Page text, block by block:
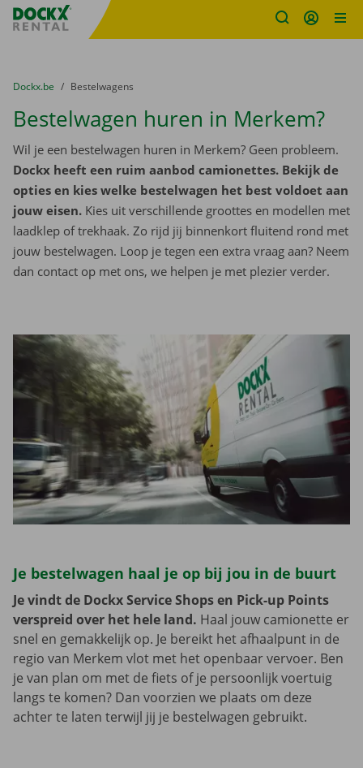
Fratello DEMO
U bevindt zich hier:
van
Dockx.be naar
Bestelwagens
Bestelwagen huren in Merkem?
Wil je een bestelwagen huren in Merkem? Geen probleem.
Dockx heeft een ruim aanbod camionettes. Bekijk de
opties en kies welke bestelwagen het best voldoet aan
jouw eisen. Kies uit verschillende groottes en modellen met
laadklep of trekhaak. Zo rijd jij binnenkort fluitend rond met
jouw bestelwagen. Loop je tegen een extra vraag aan? Neem
dan contact op met ons, we helpen je met plezier verder.
Je bestelwagen haal je op bij jou in de buurt
Je vindt de Dockx Service Shops en Pick-up Points
verspreid over het hele land. Haal jouw camionette er
snel en gemakkelijk op. Je bereikt het afhaalpunt in de
regio van Merkem vlot met het openbaar vervoer. Ben
je van plan om met de fiets of je persoonlijk voertuig
langs te komen? Dan voorzien we plaats om deze
achter te laten terwijl jij je bestelwagen gebruikt.